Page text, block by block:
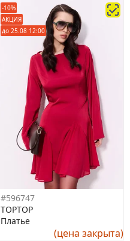
-10%
АКЦИЯ
до 25.08 12:00
#596747
TOPTOP
Платье
(цена закрыта)